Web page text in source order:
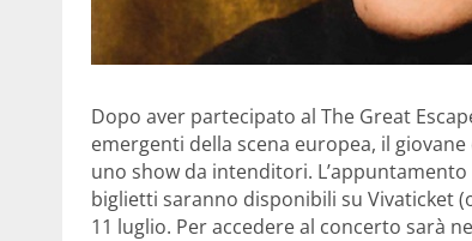
Dopo aver partecipato al The Great
emergenti della scena europea, il
uno show da intenditori.
biglietti saranno disponibili su Vivaticket
11 luglio. Per accedere al concerto sarà